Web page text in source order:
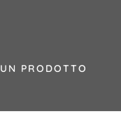
PRODOTTO